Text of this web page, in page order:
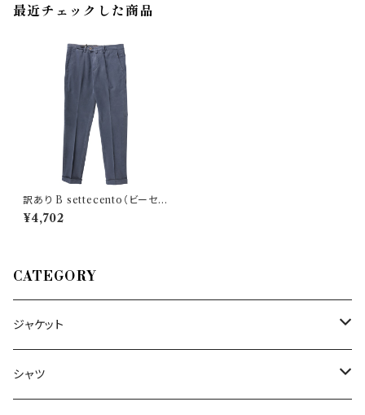
最近チェックした商品
訳あり B settecento（ビーセッ
テチェント） パンツ MH710 30
871
¥4,702
CATEGORY
ジャケット
～44/S
シャツ